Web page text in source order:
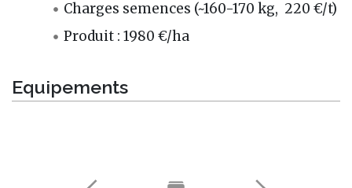
Charges semences (~160-170 kg, 220 €/t)
Produit : 1980 €/ha
Equipements